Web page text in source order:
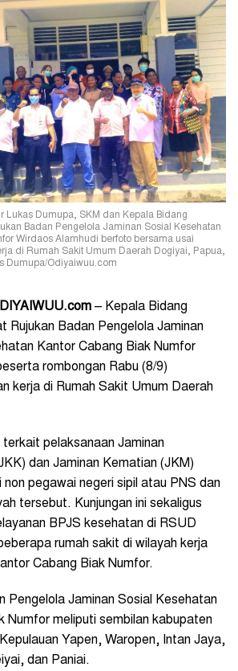
Lukas Dumupa, SKM dan Kepala Bidang
Badan Pengelola Jaminan Sosial Kesehatan
Wirdaos Alamhudi berfoto bersama usai
di Rumah Sakit Umum Daerah Dogiyai, Papua,
Dumupa/Odiyaiwuu.com
– Kepala Bidang
Rujukan Badan Pengelola Jaminan
Kantor Cabang Biak Numfor
rombongan Rabu (8/9)
kerja di Rumah Sakit Umum Daerah
pelaksanaan Jaminan
dan Jaminan Kematian (JKM)
pegawai negeri sipil atau PNS dan
tersebut. Kunjungan ini sekaligus
BPJS kesehatan di RSUD
rumah sakit di wilayah kerja
Cabang Biak Numfor.
Pengelola Jaminan Sosial Kesehatan
Numfor meliputi sembilan kabupaten
Yapen, Waropen, Intan Jaya,
dan Paniai.